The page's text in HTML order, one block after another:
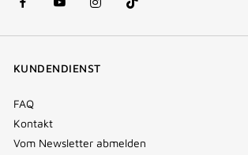
facebook
(new
youtube
(new
instagram
(new
Tik
Tok
KUNDENDIENST
FAQ
Kontakt
Vom Newsletter abmelden